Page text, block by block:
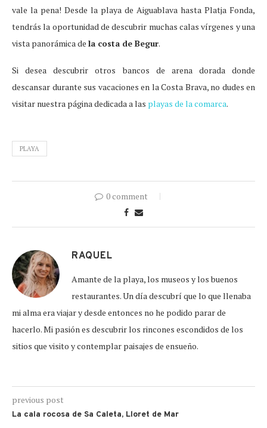
vale la pena! Desde la playa de Aiguablava hasta Platja Fonda,
tendrás la oportunidad de descubrir muchas calas vírgenes y una
vista panorámica de la costa de Begur.
Si desea descubrir otros bancos de arena dorada donde
descansar durante sus vacaciones en la Costa Brava, no dudes en
visitar nuestra página dedicada a las playas de la comarca.
PLAYA
0 comment
RAQUEL
Amante de la playa, los museos y los buenos
restaurantes. Un día descubrí que lo que llenaba
mi alma era viajar y desde entonces no he podido parar de
hacerlo. Mi pasión es descubrir los rincones escondidos de los
sitios que visito y contemplar paisajes de ensueño.
previous post
La cala rocosa de Sa Caleta, Lloret de Mar